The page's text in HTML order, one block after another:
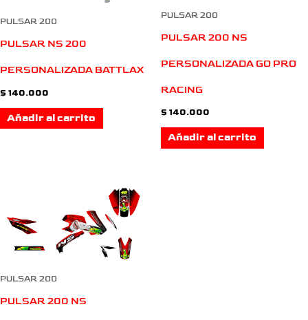
PULSAR 200
PULSAR NS 200
PERSONALIZADA BATTLAX
$ 140.000
Añadir al carrito
PULSAR 200
PULSAR 200 NS
PERSONALIZADA GO PRO
RACING
$ 140.000
Añadir al carrito
PULSAR 200
PULSAR 200 NS